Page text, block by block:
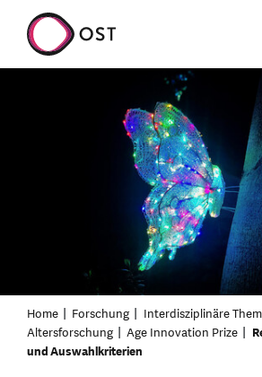
Home Forschung Interdisziplinäre
Altersforschung
Age Innovation Prize
und Auswahlkriterien